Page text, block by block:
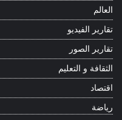
العالم
تقارير الفيديو
تقارير الصور
الثقافة و التعليم
اقتصاد
رياضة